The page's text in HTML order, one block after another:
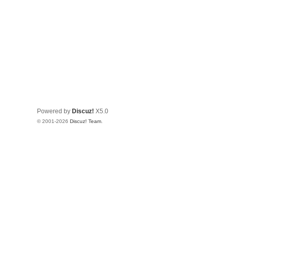
Powered by Discuz! X5.0
© 2001-2026 Discuz! Team